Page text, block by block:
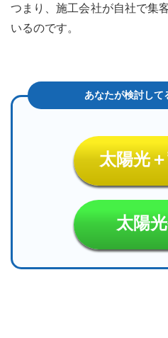
つまり、施工会社が自社で集
いるのです。
太陽光
太陽